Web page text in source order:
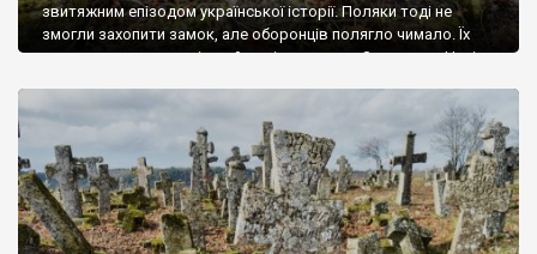
звитяжним епізодом української історії. Поляки тоді не
змогли захопити замок, але оборонців полягло чимало. Їх
поховали на цвинтарі, який тоді називався Замковим. Нині на
ньому чимало хрестів 19 століття, є такі, де епітафії стер […]